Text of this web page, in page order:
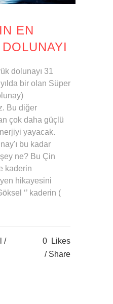
EN
dolunayı 31
bir olan Süper
Bu diğer
çok daha güçlü
yayacak.
bu kadar
ne? Bu Çin
kaderin
hikayesini
‘’ kaderin (
/
0
Likes
Share